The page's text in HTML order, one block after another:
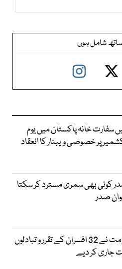
شامل ہوں
سفارت خانہ پاکستان میں یوم
پر خصوصی ویبنار کا انعقاد
کوئی بھی سمری مسترد کر سکتا
صدر
پنجاب حکومت نے 32 افسران کے تقرر و تبادلوں
جاری کر دیے